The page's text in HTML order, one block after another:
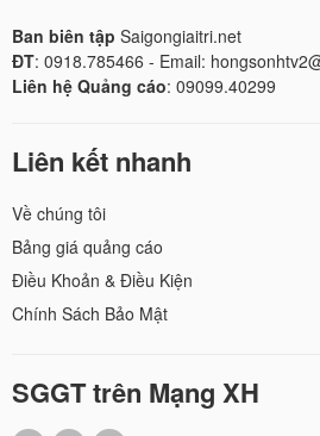
Ban biên tập Saigongiaitri.net
ĐT: 0918.785466 - Email:
Liên hệ Quảng cáo: 09099.40299
Liên kết nhanh
Về chúng tôi
Bảng giá quảng cáo
Điều Khoản & Điều Kiện
Chính Sách Bảo Mật
SGGT trên Mạng XH